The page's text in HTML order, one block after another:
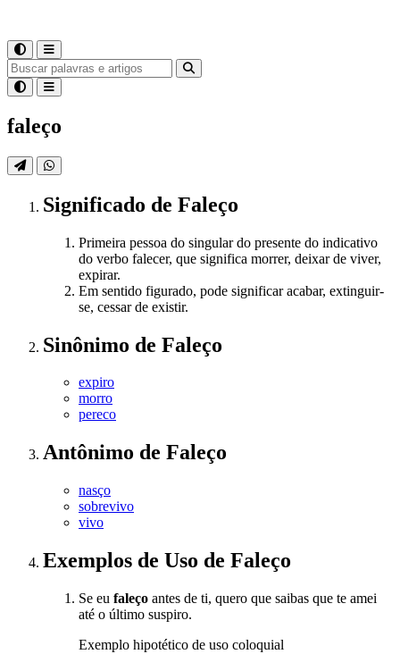
faleço
Significado de Faleço
Primeira pessoa do singular do presente do indicativo
do verbo falecer, que significa morrer, deixar de viver,
expirar.
Em sentido figurado, pode significar acabar, extinguir-
se, cessar de existir.
Sinônimo de Faleço
expiro
morro
pereco
Antônimo de Faleço
nasço
sobrevivo
vivo
Exemplos de Uso de Faleço
Se eu faleço antes de ti, quero que saibas que te amei
até o último suspiro.
Exemplo hipotético de uso coloquial